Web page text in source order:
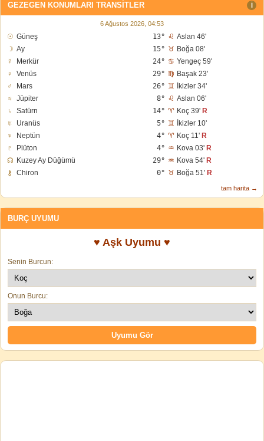
GEZEGEN KONUMLARI TRANSITLER I
6 Ağustos 2026, 04:53
☉ Güneş 13° ♌ Aslan 46'
☽ Ay 15° ♉ Boğa 08'
☿
Merkür 24° ♋ Yengeç 59'
♀
Venüs 29° ♍ Başak 23'
♂
Mars 26° ♊
İkizler 34'
♃
Jüpiter 8° ♌ Aslan 06'
♄
Satürn 14° ♈ Koç 39' R
♅
Uranüs 5° ♊
İkizler 10'
♆
Neptün 4° ♈ Koç 11' R
♇
Plüton 4° ♒ Kova 03' R
☊ Kuzey Ay Düğümü 29° ♒ Kova 54' R
⚷
Chiron 0° ♉ Boğa 51' R
tam harita →
BURÇ UYUMU
♥ Aşk Uyumu ♥
Senin Burcun:
Onun Burcu: